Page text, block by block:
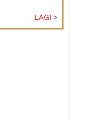
Penganalisis
LAGI